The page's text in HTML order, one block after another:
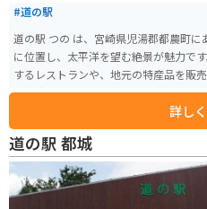
#道の駅
道の駅 つの は、宮崎県児湯郡都農町にある道の駅です
に位置し、太平洋を望む絶景が魅力で
するレストランや、地元の特産品を販
も、都農町の特産品である「つのかぼ
また、道の駅のすぐそばには、海水浴
ります。 夏には多くの観光客でにぎわいます。 バイクで訪れる
には広々とした駐車場が完備されてい
は、景色も良く、ツーリングにも最適
眺めながら、地元のグルメや文化に触
詳し
道の駅 都城